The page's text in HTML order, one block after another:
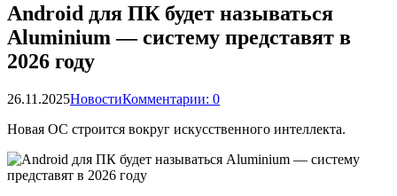
Android для ПК будет называться
Aluminium — систему представят в
2026 году
26.11.2025НовостиКомментарии: 0
Новая ОС строится вокруг искусственного интеллекта.